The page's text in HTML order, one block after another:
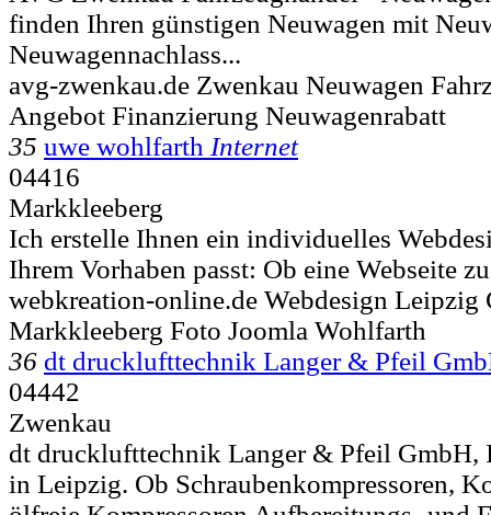
finden Ihren günstigen Neuwagen mit
Neuwagennachlass...
avg-zwenkau.de Zwenkau Neuwagen
Angebot Finanzierung Neuwagenrabatt
35 uwe wohlfarth Internet
04416
Markkleeberg
Ich erstelle Ihnen ein individuelles
Ihrem Vorhaben passt: Ob eine Webseite
webkreation-online.de Webdesign Leipzig
Markkleeberg Foto Joomla Wohlfarth
36 dt drucklufttechnik Langer & Pfeil
04442
Zwenkau
dt drucklufttechnik Langer & Pfeil
in Leipzig. Ob Schraubenkompressoren,